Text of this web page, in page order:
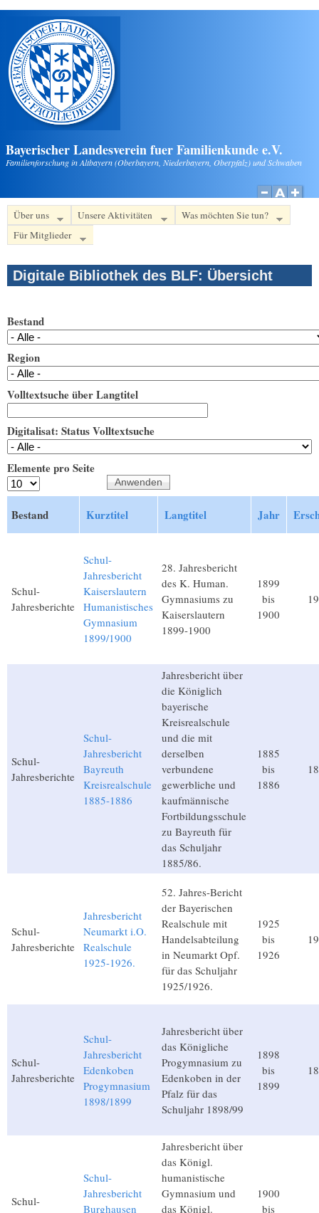
Direkt zum Inhalt
Bayerischer Landesverein fuer Familienkunde e.V.
Familienforschung in Altbayern (Oberbayern, Niederbayern, Oberpfalz) und Schwaben
Über uns Unsere Aktivitäten
Was möchten Sie tun?
Für Mitglieder
Digitale Bibliothek des BLF: Übersicht
Bestand
Region
Volltextsuche über Langtitel
Digitalisat: Status Volltextsuche
Elemente pro Seite
Bestand Kurztitel Langtitel Jahr
Schul-
Jahresberichte
Schul-
Jahresbericht
Kaiserslautern
Humanistisches
Gymnasium
1899/1900
28. Jahresbericht
des K. Human.
Gymnasiums zu
Kaiserslautern
1899-1900
1899
bis
1900
Schul-
Jahresberichte
Schul-
Jahresbericht
Bayreuth
Kreisrealschule
1885-1886
Jahresbericht über
die Königlich
bayerische
Kreisrealschule
und die mit
derselben
verbundene
gewerbliche und
kaufmännische
Fortbildungsschule
zu Bayreuth für
das Schuljahr
1885/86.
1885
bis
1886
Schul-
Jahresberichte
Jahresbericht
Neumarkt i.O.
Realschule
1925-1926.
52. Jahres-Bericht
der Bayerischen
Realschule mit
Handelsabteilung
in Neumarkt Opf.
für das Schuljahr
1925/1926.
1925
bis
1926
Schul-
Jahresberichte
Schul-
Jahresbericht
Edenkoben
Progymnasium
1898/1899
Jahresbericht über
das Königliche
Progymnasium zu
Edenkoben in der
Pfalz für das
Schuljahr 1898/99
1898
bis
1899
Schul-
Schul-
Jahresbericht
Burghausen
Jahresbericht über
das Königl.
humanistische
Gymnasium und
das Königl.
1900
bis